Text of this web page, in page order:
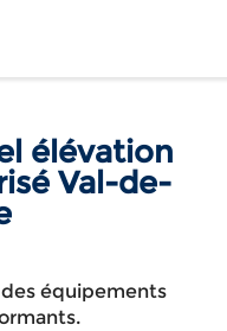
élévation
Val-de-
des équipements